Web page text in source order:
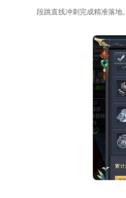
段跳直线冲刺完成精准落地。